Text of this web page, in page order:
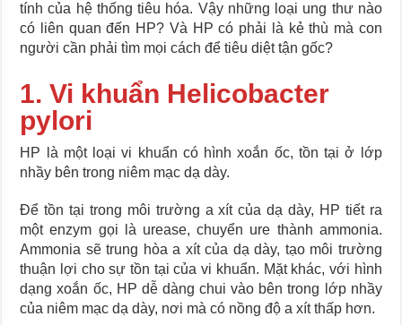
tính của hệ thống tiêu hóa. Vậy những loại ung thư nào
có liên quan đến HP? Và HP có phải là kẻ thù mà con
người cần phải tìm mọi cách để tiêu diệt tận gốc?
1. Vi khuẩn Helicobacter
pylori
HP là một loại vi khuẩn có hình xoắn ốc, tồn tại ở lớp
nhầy bên trong niêm mạc dạ dày.
Để tồn tại trong môi trường a xít của dạ dày, HP tiết ra
một enzym gọi là urease, chuyển ure thành ammonia.
Ammonia sẽ trung hòa a xít của dạ dày, tạo môi trường
thuận lợi cho sự tồn tại của vi khuẩn. Mặt khác, với hình
dạng xoắn ốc, HP dễ dàng chui vào bên trong lớp nhầy
của niêm mạc dạ dày, nơi mà có nồng độ a xít thấp hơn.